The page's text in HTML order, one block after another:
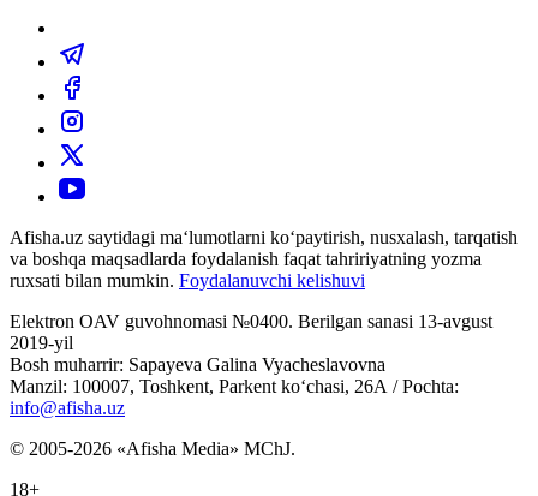
Afisha.uz saytidagi ma‘lumotlarni ko‘paytirish, nusxalash, tarqatish
va boshqa maqsadlarda foydalanish faqat tahririyatning yozma
ruxsati bilan mumkin. Foydalanuvchi kelishuvi
Elektron OAV guvohnomasi №0400. Berilgan sanasi 13-avgust
2019-yil
Bosh muharrir: Sapayeva Galina Vyacheslavovna
Manzil: 100007, Toshkent, Parkent ko‘chasi, 26А / Pochta:
info@afisha.uz
© 2005-2026 «Afisha Media» MChJ.
18+